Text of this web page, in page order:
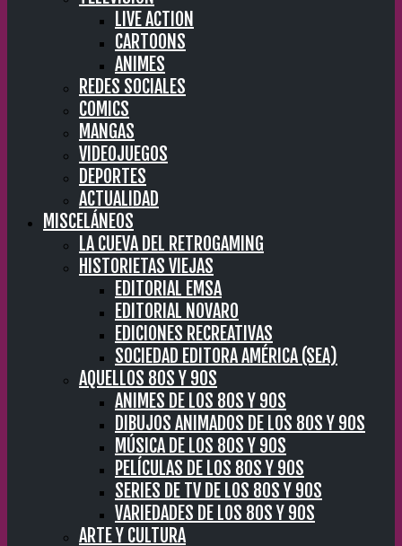
LIVE ACTION
CARTOONS
ANIMES
REDES SOCIALES
COMICS
MANGAS
VIDEOJUEGOS
DEPORTES
ACTUALIDAD
MISCELÁNEOS
LA CUEVA DEL RETROGAMING
HISTORIETAS VIEJAS
EDITORIAL EMSA
EDITORIAL NOVARO
EDICIONES RECREATIVAS
SOCIEDAD EDITORA AMÉRICA (SEA)
AQUELLOS 80S Y 90S
ANIMES DE LOS 80S Y 90S
DIBUJOS ANIMADOS DE LOS 80S Y 90S
MÚSICA DE LOS 80S Y 90S
PELÍCULAS DE LOS 80S Y 90S
SERIES DE TV DE LOS 80S Y 90S
VARIEDADES DE LOS 80S Y 90S
ARTE Y CULTURA